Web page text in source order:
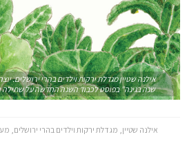
אילנה שטיין מגדלת ירקות וילדים בהרי ירושלים.
שנה בגינה" בפוסט לכבוד השנה החדשה על שתילה
אילנה שטיין, מגדלת ירקות וילדים בהרי ירושלים,